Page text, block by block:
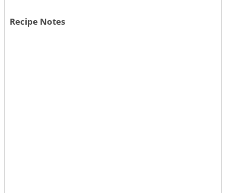
Recipe Notes